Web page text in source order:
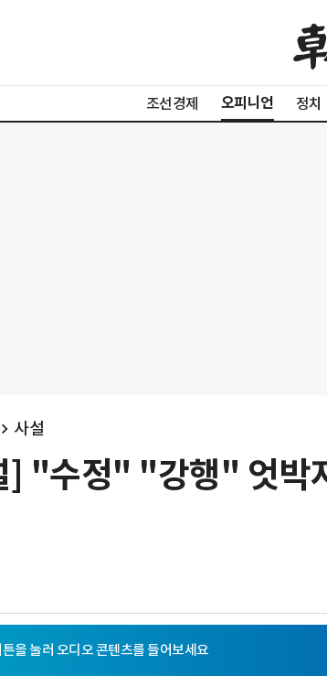
조선경제 오피니언 정치
사설
] "수정" "강행" 엇박